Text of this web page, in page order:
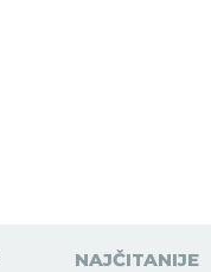
NAJČITANIJE